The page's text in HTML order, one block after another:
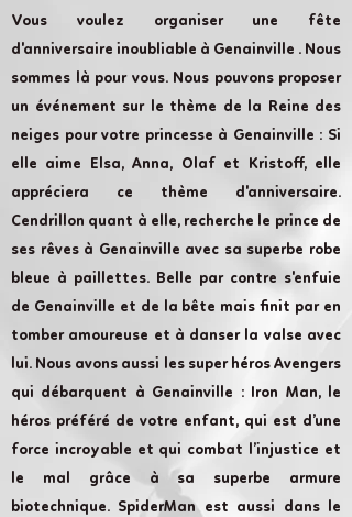
Vous voulez organiser une fête
d'anniversaire inoubliable à Genainville . Nous
sommes là pour vous. Nous pouvons proposer
un événement sur le thème de la Reine des
neiges pour votre princesse à Genainville : Si
elle aime Elsa, Anna, Olaf et Kristoff, elle
appréciera ce thème d'anniversaire.
Cendrillon quant à elle, recherche le prince de
ses rêves à Genainville avec sa superbe robe
bleue à paillettes. Belle par contre s'enfuie
de Genainville et de la bête mais finit par en
tomber amoureuse et à danser la valse avec
lui. Nous avons aussi les super héros Avengers
qui débarquent à Genainville : Iron Man, le
héros préféré de votre enfant, qui est d’une
force incroyable et qui combat l’injustice et
le mal grâce à sa superbe armure
biotechnique. SpiderMan est aussi dans le